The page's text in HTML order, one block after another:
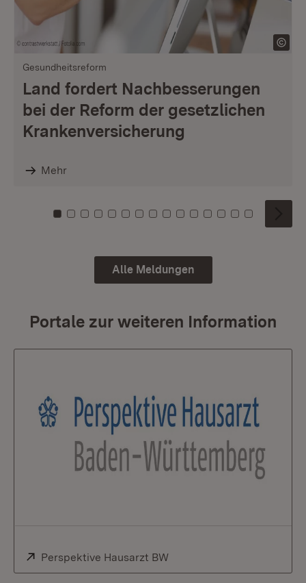
Gesundheitsreform
Land fordert Nachbesserungen
bei der Reform der gesetzlichen
Krankenversicherung
Mehr
Zu Kachel: 0
Zu Kachel: 1
Zu Kachel: 2
Zu Kachel: 3
Zu Kachel: 4
Zu Kachel: 5
Zu Kachel: 6
Zu Kachel: 7
Zu Kachel: 8
Zu Kachel: 9
Zu Kachel: 10
Zu Kachel: 11
Zu Kachel: 12
Zu Kachel:
Zu
Alle Meldungen
Portale zur weiteren Information
Extern:
Perspektive Hausarzt BW(Öffnet in neuem Fenster)